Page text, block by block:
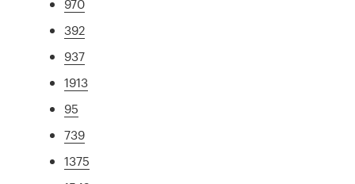
970
392
937
1913
95
739
1375